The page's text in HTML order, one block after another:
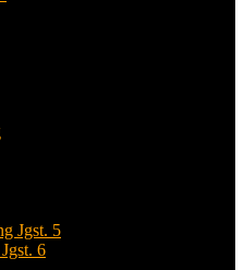
Jgst. 5
6